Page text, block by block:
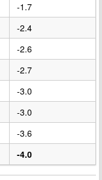
-1.7
-2.4
-2.6
-2.7
-3.0
-3.0
-3.6
-4.0